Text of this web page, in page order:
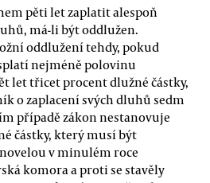
pěti let zaplatit alespoň
má-li být oddlužen.
oddlužení tehdy, pokud
nejméně polovinu
let třicet procent dlužné částky,
o zaplacení svých dluhů sedm
případě zákon nestanovuje
částky, který musí být
v minulém roce
komora a proti se stavěly